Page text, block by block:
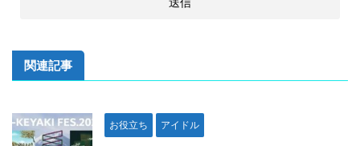
関連記事
お役立ち アイドル